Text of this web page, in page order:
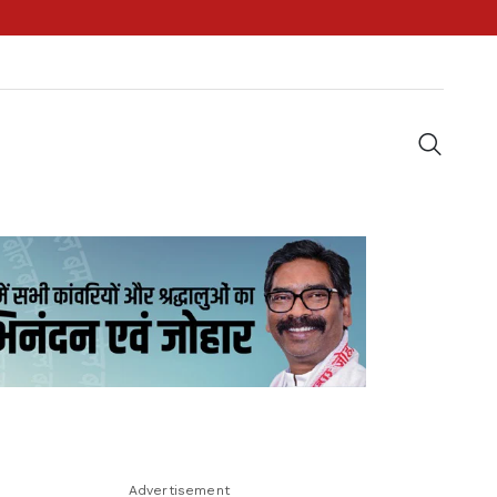
Advertisement